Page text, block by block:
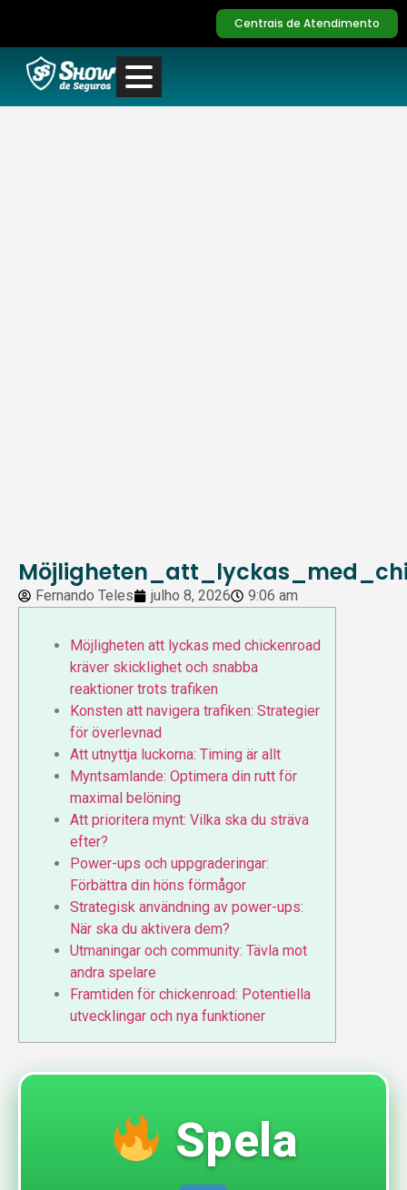
Centrais de Atendimento
Fernando Teles julho 8, 2026 9:06 am
Möjligheten att lyckas med chickenroad
kräver skicklighet och snabba
reaktioner trots trafiken
Konsten att navigera trafiken: Strategier
för överlevnad
Att utnyttja luckorna: Timing är allt
Myntsamlande: Optimera din rutt för
maximal belöning
Att prioritera mynt: Vilka ska du sträva
efter?
Power-ups och uppgraderingar:
Förbättra din höns förmågor
Strategisk användning av power-ups:
När ska du aktivera dem?
Utmaningar och community: Tävla mot
andra spelare
Framtiden för chickenroad: Potentiella
utvecklingar och nya funktioner
Spela